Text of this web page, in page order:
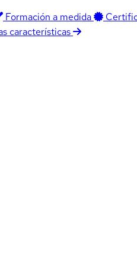
Formación a medida
características